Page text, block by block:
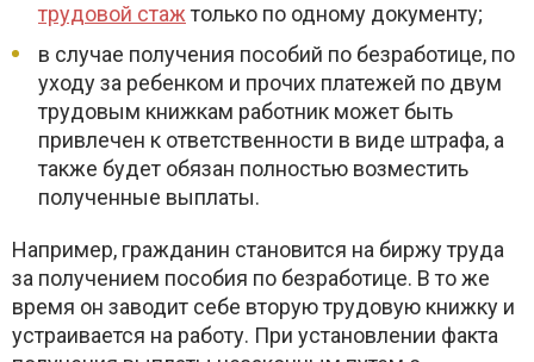
трудовой стажтолько по одному документу;
в случае получения пособий по безработице, по
уходу за ребенком и прочих платежей по двум
трудовым книжкам работник может быть
привлечен к ответственности в виде штрафа, а
также будет обязан полностью возместить
полученные выплаты.
Например, гражданин становится на биржу труда
за получением пособия по безработице. В то же
время он заводит себе вторую трудовую книжку и
устраивается на работу. При установлении факта